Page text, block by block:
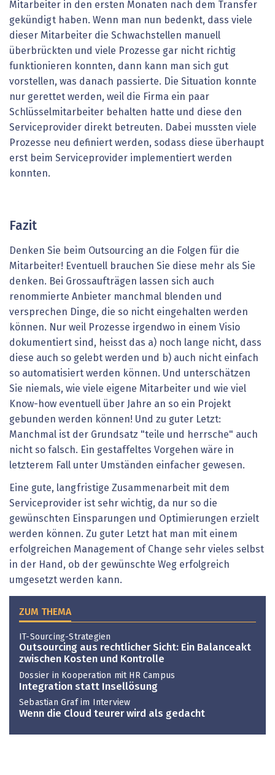
Mitarbeiter in den ersten Monaten nach dem Transfer
gekündigt haben. Wenn man nun bedenkt, dass viele
dieser Mitarbeiter die Schwachstellen manuell
überbrückten und viele Prozesse gar nicht richtig
funktionieren konnten, dann kann man sich gut
vorstellen, was danach passierte. Die Situation konnte
nur gerettet werden, weil die Firma ein paar
Schlüsselmitarbeiter behalten hatte und diese den
Serviceprovider direkt betreuten. Dabei mussten viele
Prozesse neu definiert werden, sodass diese überhaupt
erst beim Serviceprovider implementiert werden
konnten.
Fazit
Denken Sie beim Outsourcing an die Folgen für die
Mitarbeiter! Eventuell brauchen Sie diese mehr als Sie
denken. Bei Grossaufträgen lassen sich auch
renommierte Anbieter manchmal blenden und
versprechen Dinge, die so nicht eingehalten werden
können. Nur weil Prozesse irgendwo in einem Visio
dokumentiert sind, heisst das a) noch lange nicht, dass
diese auch so gelebt werden und b) auch nicht einfach
so automatisiert werden können. Und unterschätzen
Sie niemals, wie viele eigene Mitarbeiter und wie viel
Know-how eventuell über Jahre an so ein Projekt
gebunden werden können! Und zu guter Letzt:
Manchmal ist der Grundsatz "teile und herrsche" auch
nicht so falsch. Ein gestaffeltes Vorgehen wäre in
letzterem Fall unter Umständen einfacher gewesen.
Eine gute, langfristige Zusammenarbeit mit dem
Serviceprovider ist sehr wichtig, da nur so die
gewünschten Einsparungen und Optimierungen erzielt
werden können. Zu guter Letzt hat man mit einem
erfolgreichen Management of Change sehr vieles selbst
in der Hand, ob der gewünschte Weg erfolgreich
umgesetzt werden kann.
ZUM THEMA
IT-Sourcing-Strategien
Outsourcing aus rechtlicher Sicht: Ein ­Balanceakt
zwischen Kosten und Kontrolle
Dossier in Kooperation mit HR Campus
Integration statt Insellösung
Sebastian Graf im Interview
Wenn die Cloud teurer wird als gedacht